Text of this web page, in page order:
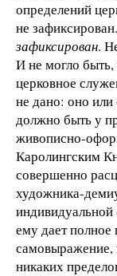
определений
не
зафиксирован.
И не могло
церковное
не дано: оно
должно быть у
живописно-
Каролингским
совершенно
художника-
индивидуальной
ему дает полное
самовыражение,
никаких